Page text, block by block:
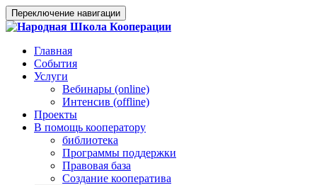
Переключение навигации
Главная
События
Услуги
Вебинары (online)
Интенсив (offline)
Проекты
В помощь кооператору
библиотека
Программы поддержки
Правовая база
Создание кооператива